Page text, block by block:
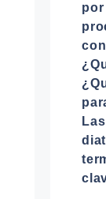
por